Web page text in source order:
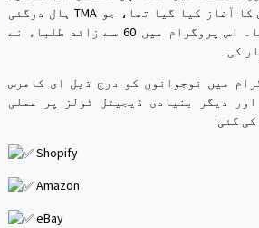
ٹریننگ کورس کا آغاز کیا گیا تھا، جو TMA ہال درگئی
میں جاری رہا۔ اس پروگرام میں 60 سے زائد طلباء نے
کی۔
میں نوجوانوں کو درج ذیل ای کامرس
اور دیگر بنیادی ڈیجیٹل ٹولز پر عملی
گئی:
Shopify
Amazon
eBay